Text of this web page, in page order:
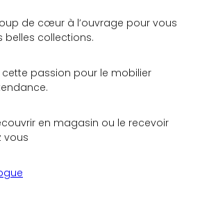
de cœur à l’ouvrage pour vous
belles collections.
passion pour le mobilier
en magasin ou le recevoir
vous